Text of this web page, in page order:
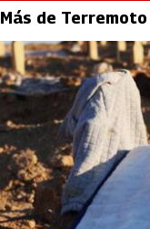
Más de